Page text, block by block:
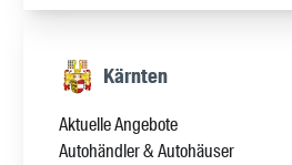
Kärnten
Aktuelle Angebote
Autohändler & Autohäuser